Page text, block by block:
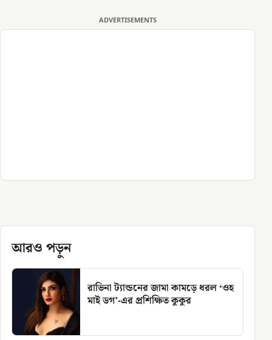
ADVERTISEMENTS
আরও পড়ুন
রাভিনা ট্যান্ডনের জামা কামড়ে ধরল ‘ওহ
মাই ডগ’-এর প্রশিক্ষিত কুকুর